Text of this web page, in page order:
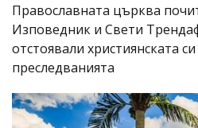
Православната църква
Изповедник и Свети
отстоявали християнската
преследванията